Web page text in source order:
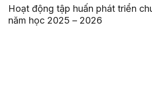
Hoạt động tập huấn phát triển
năm học 2025 – 2026